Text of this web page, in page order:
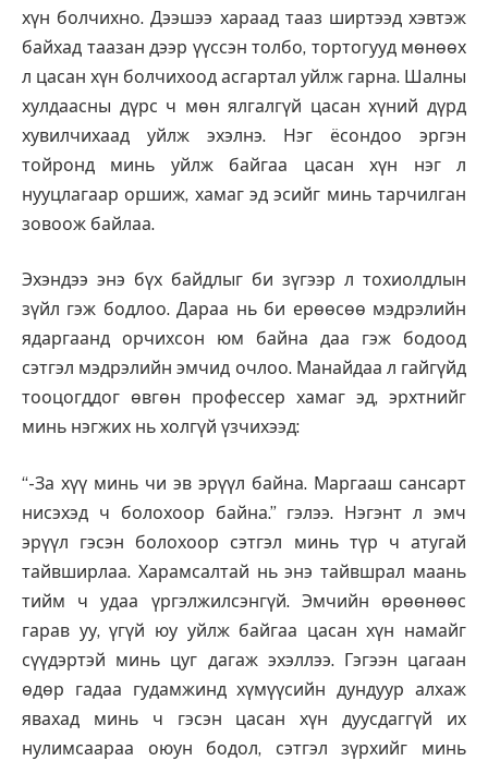
хүн болчихно. Дээшээ хараад тааз ширтээд хэвтэж
байхад таазан дээр үүссэн толбо, тортогууд мөнөөх
л цасан хүн болчихоод асгартал уйлж гарна. Шалны
хулдаасны дүрс ч мөн ялгалгүй цасан хүний дүрд
хувилчихаад уйлж эхэлнэ. Нэг ёсондоо эргэн
тойронд минь уйлж байгаа цасан хүн нэг л
нууцлагаар оршиж, хамаг эд эсийг минь тарчилган
зовоож байлаа.
Эхэндээ энэ бүх байдлыг би зүгээр л тохиолдлын
зүйл гэж бодлоо. Дараа нь би ерөөсөө мэдрэлийн
ядаргаанд орчихсон юм байна даа гэж бодоод
сэтгэл мэдрэлийн эмчид очлоо. Манайдаа л гайгүйд
тооцогддог өвгөн профессер хамаг эд, эрхтнийг
минь нэгжих нь холгүй үзчихээд:
“-За хүү минь чи эв эрүүл байна. Маргааш сансарт
нисэхэд ч болохоор байна.” гэлээ. Нэгэнт л эмч
эрүүл гэсэн болохоор сэтгэл минь түр ч атугай
тайвширлаа. Харамсалтай нь энэ тайвшрал маань
тийм ч удаа үргэлжилсэнгүй. Эмчийн өрөөнөөс
гарав уу, үгүй юу уйлж байгаа цасан хүн намайг
сүүдэртэй минь цуг дагаж эхэллээ. Гэгээн цагаан
өдөр гадаа гудамжинд хүмүүсийн дундуур алхаж
явахад минь ч гэсэн цасан хүн дуусдаггүй их
нулимсаараа оюун бодол, сэтгэл зүрхийг минь